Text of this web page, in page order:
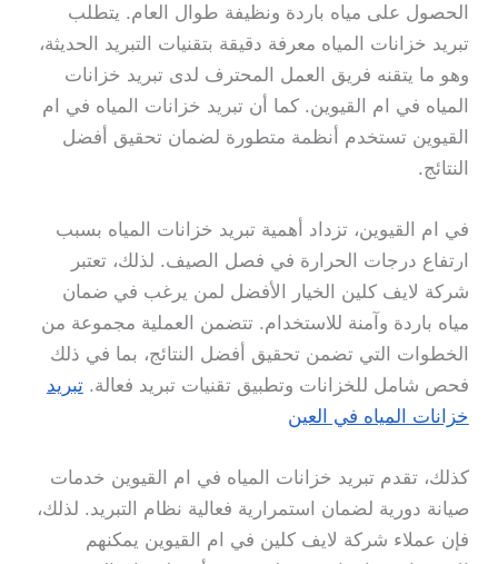
الحصول على مياه باردة ونظيفة طوال العام. يتطلب
تبريد خزانات المياه معرفة دقيقة بتقنيات التبريد الحديثة،
وهو ما يتقنه فريق العمل المحترف لدى تبريد خزانات
المياه في ام القيوين. كما أن تبريد خزانات المياه في ام
القيوين تستخدم أنظمة متطورة لضمان تحقيق أفضل
النتائج.
في ام القيوين، تزداد أهمية تبريد خزانات المياه بسبب
ارتفاع درجات الحرارة في فصل الصيف. لذلك، تعتبر
شركة لايف كلين الخيار الأفضل لمن يرغب في ضمان
مياه باردة وآمنة للاستخدام. تتضمن العملية مجموعة من
الخطوات التي تضمن تحقيق أفضل النتائج، بما في ذلك
فحص شامل للخزانات وتطبيق تقنيات تبريد فعالة.تبريد
خزانات المياه في العين
كذلك، تقدم تبريد خزانات المياه في ام القيوين خدمات
صيانة دورية لضمان استمرارية فعالية نظام التبريد. لذلك،
فإن عملاء شركة لايف كلين في ام القيوين يمكنهم